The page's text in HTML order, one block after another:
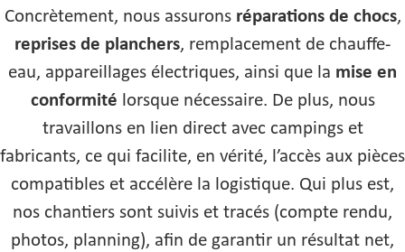
Concrètement, nous assurons réparations de chocs,
reprises de planchers, remplacement de chauffe-
eau, appareillages électriques, ainsi que la mise en
conformité lorsque nécessaire. De plus, nous
travaillons en lien direct avec campings et
fabricants, ce qui facilite, en vérité, l’accès aux pièces
compatibles et accélère la logistique. Qui plus est,
nos chantiers sont suivis et tracés (compte rendu,
photos, planning), afin de garantir un résultat net,